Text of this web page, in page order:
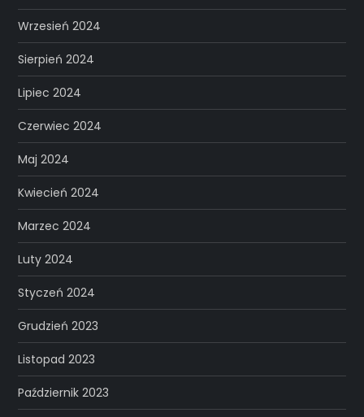
Wrzesień 2024
Sierpień 2024
Lipiec 2024
Czerwiec 2024
Maj 2024
Kwiecień 2024
Marzec 2024
Luty 2024
Styczeń 2024
Grudzień 2023
Listopad 2023
Październik 2023